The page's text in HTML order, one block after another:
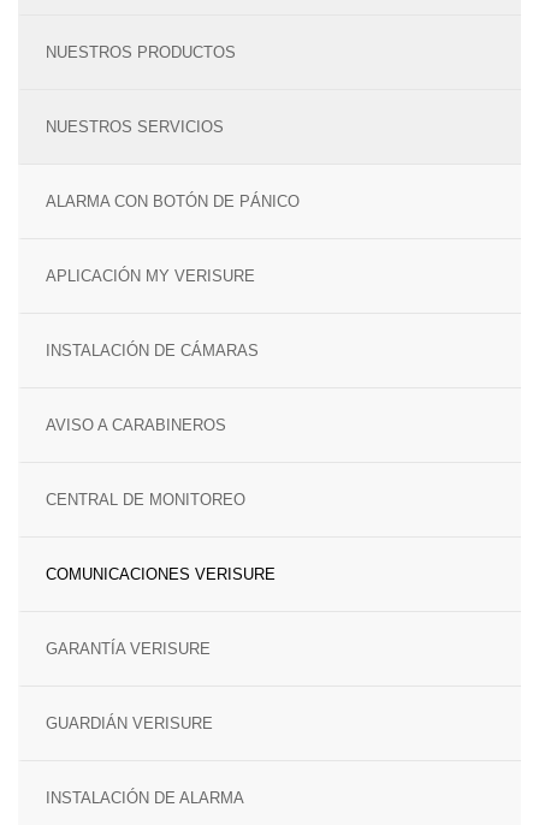
NUESTROS PRODUCTOS
NUESTROS SERVICIOS
ALARMA CON BOTÓN DE PÁNICO
APLICACIÓN MY VERISURE
INSTALACIÓN DE CÁMARAS
AVISO A CARABINEROS
CENTRAL DE MONITOREO
COMUNICACIONES VERISURE
GARANTÍA VERISURE
GUARDIÁN VERISURE
INSTALACIÓN DE ALARMA